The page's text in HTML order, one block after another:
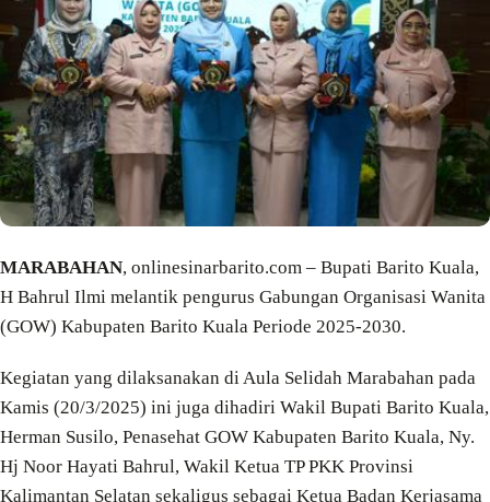
MARABAHAN, onlinesinarbarito.com – Bupati Barito Kuala,
H Bahrul Ilmi melantik pengurus Gabungan Organisasi Wanita
(GOW) Kabupaten Barito Kuala Periode 2025-2030.
Kegiatan yang dilaksanakan di Aula Selidah Marabahan pada
Kamis (20/3/2025) ini juga dihadiri Wakil Bupati Barito Kuala,
Herman Susilo, Penasehat GOW Kabupaten Barito Kuala, Ny.
Hj Noor Hayati Bahrul, Wakil Ketua TP PKK Provinsi
Kalimantan Selatan sekaligus sebagai Ketua Badan Kerjasama